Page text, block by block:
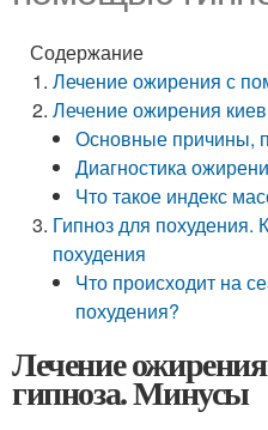
Содержание
Лечение ожирения с
Лечение ожирения
Основные причины,
Диагностика
Что такое индекс
Гипноз для похудения.
похудения
Что происходит на
похудения?
Лечение
гипноза. Минусы